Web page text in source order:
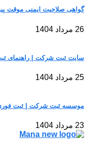
گواهی صلاحیت ایمنی موقت
26 مرداد 1404
سایت ثبت شرکت | راهنمای
25 مرداد 1404
موسسه ثبت شرکت | ثبت فوری،
23 مرداد 1404